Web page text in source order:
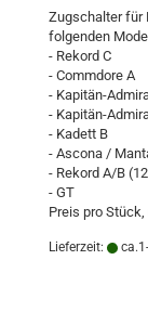
Zugschalter für
folgenden
- Rekord C
- Commdore A
- Kapitän-
- Kapitän-
- Kadett B
- Ascona /
- Rekord A/B
- GT
Preis pro Stück,
Lieferzeit: